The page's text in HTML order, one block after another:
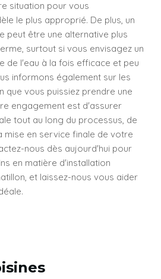
situation pour vous
le plus approprié. De plus, un
peut être une alternative plus
surtout si vous envisagez un
de l'eau à la fois efficace et peu
informons également sur les
que vous puissiez prendre une
engagement est d'assurer
tout au long du processus, de
mise en service finale de votre
nous dès aujourd'hui pour
en matière d'installation
et laissez-nous vous aider